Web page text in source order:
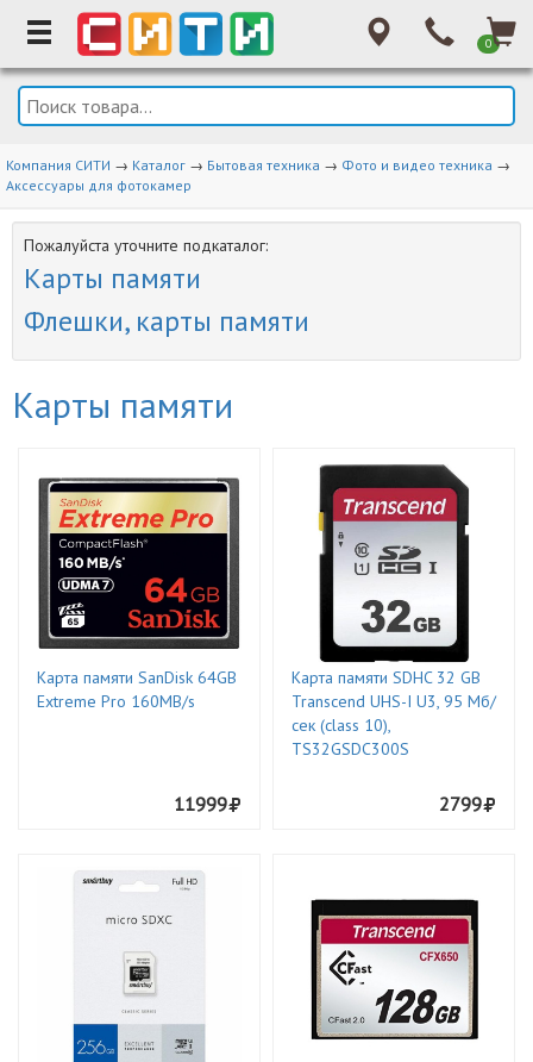
0
Компания СИТИ → Каталог → Бытовая техника → Фото и видео техника →
Аксессуары для фотокамер
Пожалуйста уточните подкаталог:
Карты памяти
Флешки, карты памяти
Карты памяти
Карта памяти SanDisk 64GB
Extreme Pro 160MB/s
11999
Карта памяти SDHC 32 GB
Transcend UHS-I U3, 95 Мб/
сек (class 10),
TS32GSDC300S
2799